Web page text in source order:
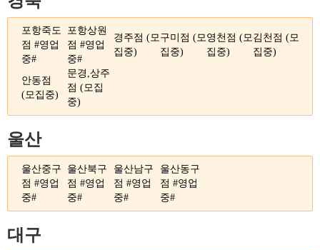
포항죽도
점 #영업
중#
포항상원
점 #영업
중#
경주점 (모
집중)
구미점 (모
집중)
영천점 (모
집중)
김천점 (모
집중)
안동점
(모집중)
문경,상주
점 (모집
중)
울산
울산중구
점 #영업
중#
울산북구
점 #영업
중#
울산남구
점 #영업
중#
울산동구
점 #영업
중#
대구